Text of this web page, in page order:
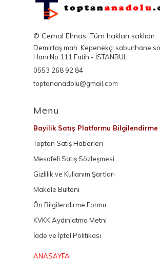
© Cemal Elmas, Tüm hakları saklıdır
Demirtaş mah. Kepenekçi sabunhane
Hanı No:111 Fatih - İSTANBUL
0553 268 92 84
toptananadolu@gmail.com
Menu
Bayilik Satış Platformu Bilgilendirme
Toptan Satış Haberleri
Mesafeli Satış Sözleşmesi
Gizlilik ve Kullanım Şartları
Makale Bülteni
Ön Bilgilendirme Formu
KVKK Aydınlatma Metni
İade ve İptal Politikası
ANASAYFA